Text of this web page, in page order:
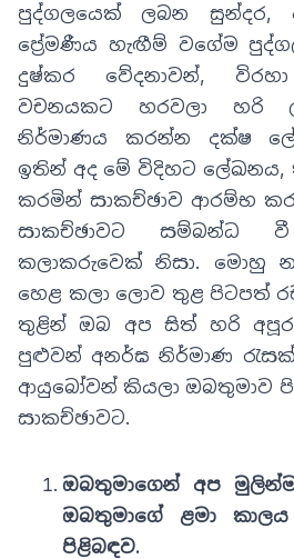
පුද්ගලයෙක් ලබන සුන්දර,
ප්‍රේමණීය හැඟීම් වගේම
දුෂ්කර වේදනාවන්,
වචනයකට හරවලා හරි
නිර්මාණය කරන්න දක්ෂ
ඉතින් අද මේ විදිහට ලේඛනය,
කරමින් සාකච්ඡාව ආරම්භ
සාකච්ඡාවට සම්බන්ධ
කලාකරුවෙක් නිසා. මොහු
හෙළ කලා ලොව තුළ පිටපත්
තුළින් ඔබ අප සිත් හරි
පුළුවන් අනර්ඝ නිර්මාණ
ආයුබෝවන් කියලා ඔබතුමාව
සාකච්ඡාවට.
ඔබතුමාගෙන් අප
ඔබතුමාගේ ළමා
පිළිබඳව.